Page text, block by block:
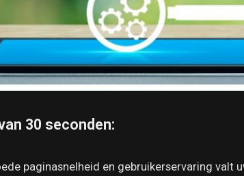
30 seconden:
paginasnelheid en gebruikerservaring valt